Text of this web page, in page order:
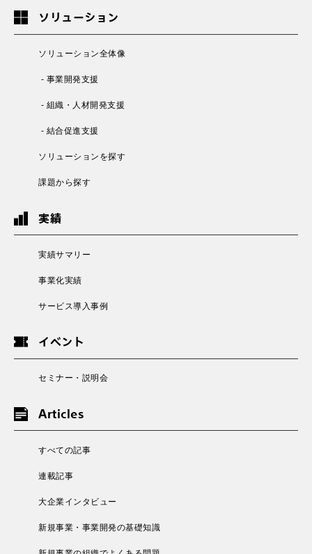
ソリューション
ソリューション全体像
- 事業開発支援
- 組織・人材開発支援
- 結合促進支援
ソリューションを探す
課題から探す
実績
実績サマリー
事業化実績
サービス導入事例
イベント
セミナー・説明会
Articles
すべての記事
連載記事
大企業インタビュー
新規事業・事業開発の基礎知識